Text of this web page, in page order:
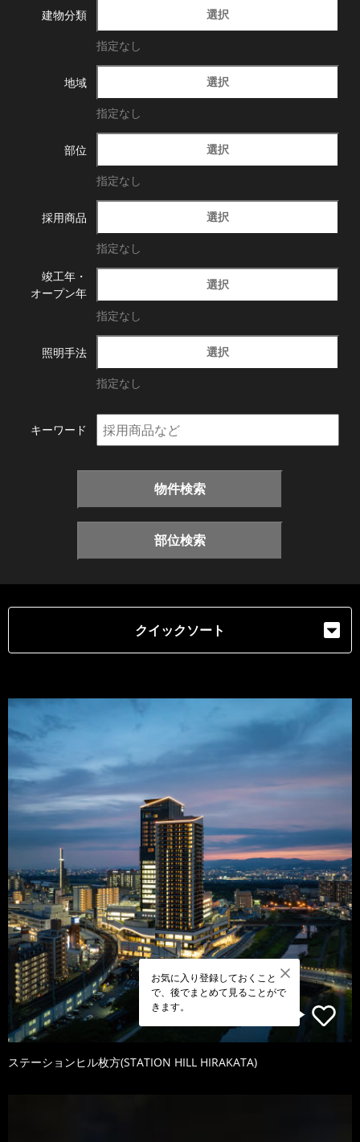
建物分類 選択
指定なし
地域 選択
指定なし
部位 選択
指定なし
採用商品 選択
指定なし
竣工年・
オープン年
選択
指定なし
照明手法 選択
指定なし
キーワード
物件検索
部位検索
クイックソート
お気に入り登録しておくこと
で、後でまとめて見ることがで
きます。
ステーションヒル枚方(STATION HILL HIRAKATA)